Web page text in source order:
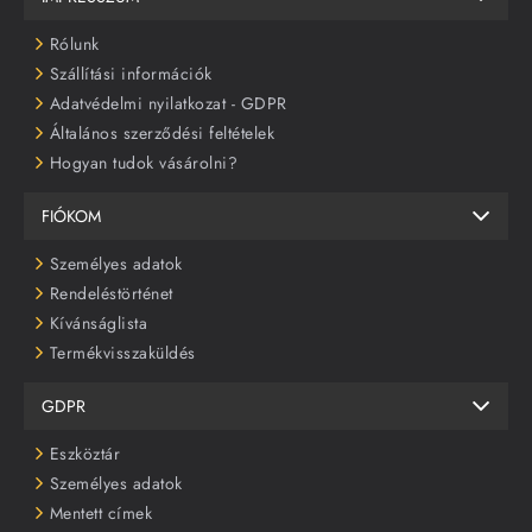
Rólunk
Szállítási információk
Adatvédelmi nyilatkozat - GDPR
Általános szerződési feltételek
Hogyan tudok vásárolni?
FIÓKOM
Személyes adatok
Rendeléstörténet
Kívánságlista
Termékvisszaküldés
GDPR
Eszköztár
Személyes adatok
Mentett címek